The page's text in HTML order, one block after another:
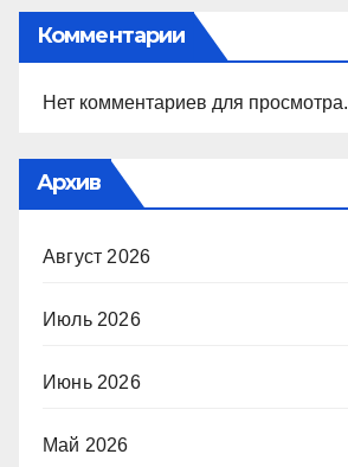
Комментарии
Нет комментариев для просмотра.
Архив
Август 2026
Июль 2026
Июнь 2026
Май 2026